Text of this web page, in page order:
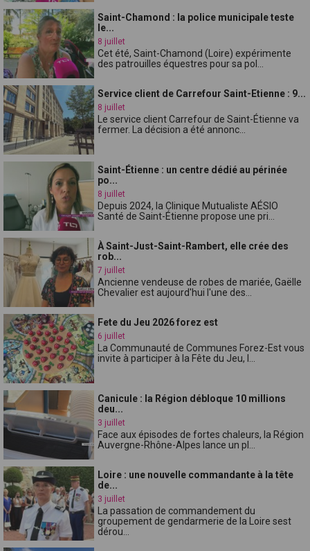
Saint-Chamond : la police municipale teste
le...
8 juillet
Cet été, Saint-Chamond (Loire) expérimente
des patrouilles équestres pour sa pol...
Service client de Carrefour Saint-Etienne : 9...
8 juillet
Le service client Carrefour de Saint-Étienne va
fermer. La décision a été annonc...
Saint-Étienne : un centre dédié au périnée
po...
8 juillet
Depuis 2024, la Clinique Mutualiste AÉSIO
Santé de Saint-Étienne propose une pri...
À Saint-Just-Saint-Rambert, elle crée des
rob...
7 juillet
Ancienne vendeuse de robes de mariée, Gaëlle
Chevalier est aujourd'hui l'une des...
Fete du Jeu 2026 forez est
6 juillet
La Communauté de Communes Forez-Est vous
invite à participer à la Fête du Jeu, l...
Canicule : la Région débloque 10 millions
deu...
3 juillet
Face aux épisodes de fortes chaleurs, la Région
Auvergne-Rhône-Alpes lance un pl...
Loire : une nouvelle commandante à la tête
de...
3 juillet
La passation de commandement du
groupement de gendarmerie de la Loire sest
dérou...